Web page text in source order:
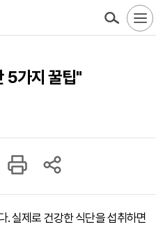
5가지 꿀팁"
. 실제로 건강한 식단을 섭취하면